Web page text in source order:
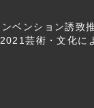
ンション誘致
芸術・文化に